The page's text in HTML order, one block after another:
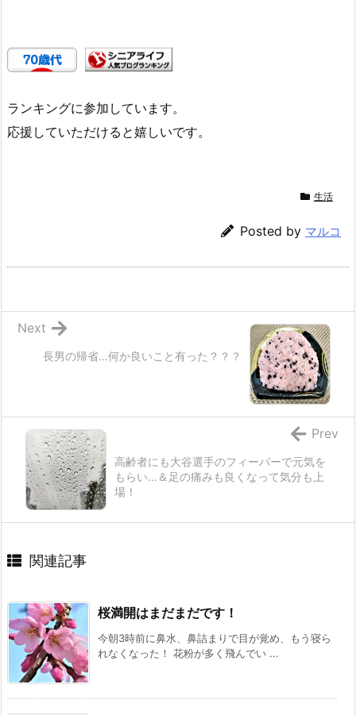
ランキングに参加しています。
応援していただけると嬉しいです。
生活
Posted by マルコ
長男の帰省…何か良いこと有った？？？
Next
高齢者にも大谷選手のフィーバーで元気を
もらい…＆足の痛みも良くなって気分も上
場！
Prev
関連記事
桜満開はまだまだです！
今朝3時前に鼻水、鼻詰まりで目が覚め、もう寝ら
れなくなった！ 花粉が多く飛んでい ...